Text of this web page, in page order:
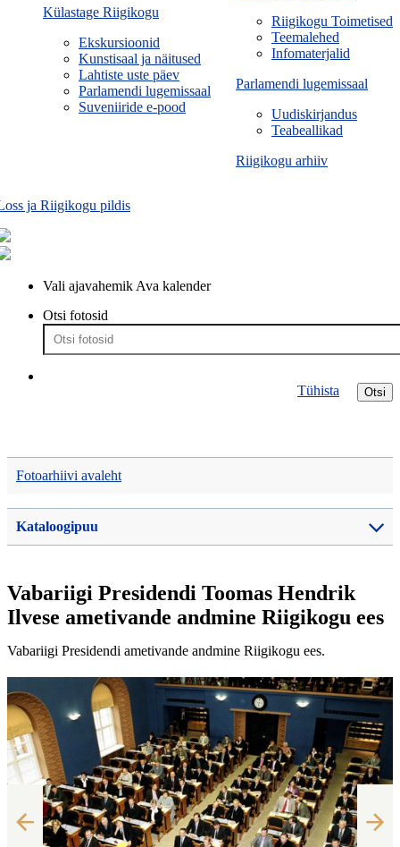
Riigikogu Toimetised
Teemalehed
Infomaterjalid
Parlamendi lugemissaal
Uudiskirjandus
Teabeallikad
Riigikogu arhiiv
Külastage Riigikogu
Ekskursioonid
Kunstisaal ja näitused
Lahtiste uste päev
Parlamendi lugemissaal
Suveniiride e-pood
ja Riigikogu pildis
Vali ajavahemik Ava kalender
Otsi fotosid
Otsi
Tühista
Fotoarhiivi avaleht
Kataloogipuu
Vabariigi Presidendi Toomas Hendrik
Ilvese ametivande andmine Riigikogu ees
Vabariigi Presidendi ametivande andmine Riigikogu ees.